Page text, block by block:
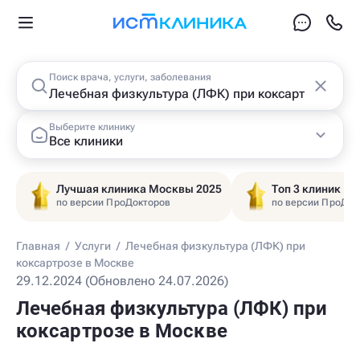
Поиск врача, услуги, заболевания
Выберите клинику
Все клиники
Лучшая клиника Москвы 2025
по версии ПроДокторов
Топ 3 клиник
по версии
Главная / Услуги / Лечебная физкультура (ЛФК) при
коксартрозе в Москве
29.12.2024 (Обновлено 24.07.2026)
Лечебная физкультура (ЛФК) при
коксартрозе в Москве